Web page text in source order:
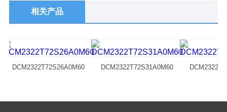
相关产品
DCM2322T72S26A0M60 DCM2322T72S31A0M60